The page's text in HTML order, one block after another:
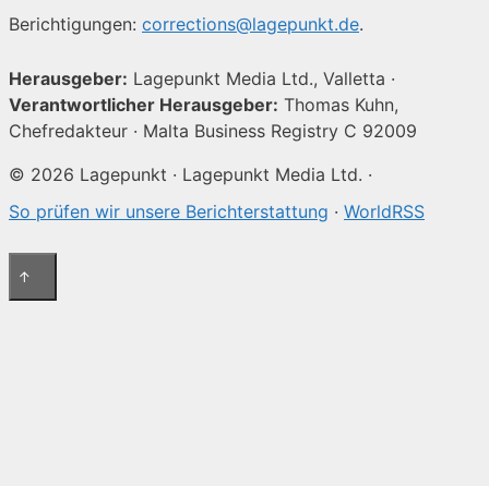
Berichtigungen: corrections@lagepunkt.de.
Herausgeber: Lagepunkt Media Ltd., Valletta ·
Verantwortlicher Herausgeber: Thomas Kuhn,
Chefredakteur · Malta Business Registry C 92009
© 2026 Lagepunkt · Lagepunkt Media Ltd. ·
So prüfen wir unsere Berichterstattung · WorldRSS
↑